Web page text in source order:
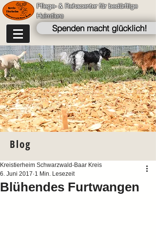
Pflege- & Rehacenter für bedürftige
Heimtiere
Spenden macht glücklich!
Blog
Blühendes Furtwangen
Kreistierheim Schwarzwald-Baar Kreis
6. Juni 2017 1 Min. Lesezeit